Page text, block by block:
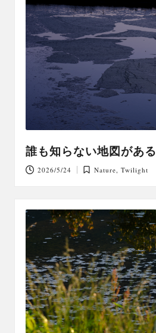
誰も知らない地図がある
2026/5/24
Posted
Nature ,Twilight